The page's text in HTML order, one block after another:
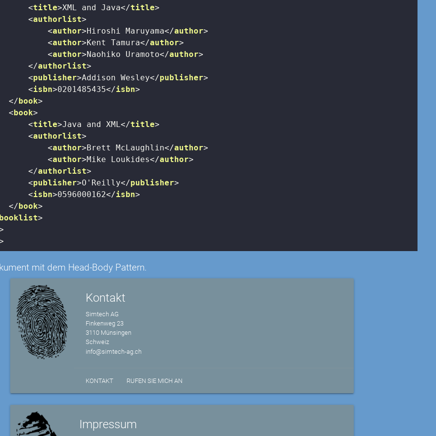
<title>XML and Java</title>
<authorlist>
<author>Hiroshi Maruyama</author>
<author>Kent Tamura</author>
<author>Naohiko Uramoto</author>
</authorlist>
<publisher>Addison Wesley</publisher>
<isbn>0201485435</isbn>
</ book>
< book>
<title>Java and XML</title>
<authorlist>
<author> Brett McLaughlin</author>
<author>Mike Loukides</author>
</authorlist>
<publisher>O'Reilly</publisher>
<isbn>0596000162</isbn>
</ book>
>
mit dem Head-Body Pattern.
Kontakt
Simtech AG
Finkenweg 23
3110 Münsingen
Schweiz
info@simtech-ag.ch
KONTAKT RUFEN SIE MICH AN
Impressum